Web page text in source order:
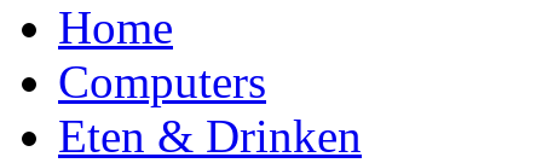
Home
Computers
Eten & Drinken